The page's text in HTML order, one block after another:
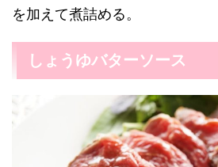
を加えて煮詰める。
しょうゆバターソース